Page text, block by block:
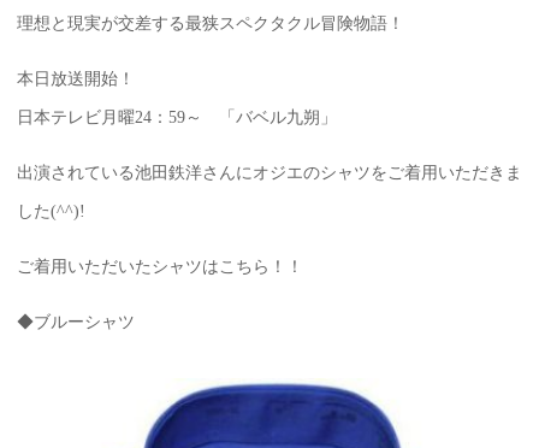
理想と現実が交差する最狭スペクタクル冒険物語！
本日放送開始！
日本テレビ月曜24：59～ 「バベル九朔」
出演されている池田鉄洋さんにオジエのシャツをご着用いただきま
した(^^)!
ご着用いただいたシャツはこちら！！
◆ブルーシャツ